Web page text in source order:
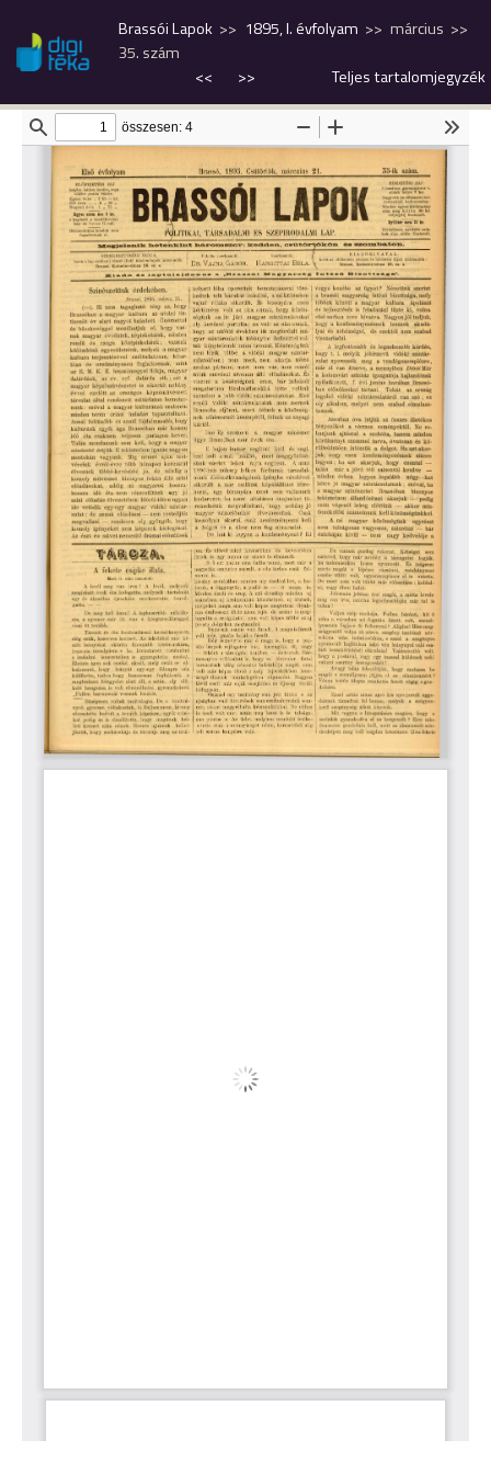
Brassói Lapok 1895, I. évfolyam
március
35. szám
<<
>> Teljes tartalomjegyzék